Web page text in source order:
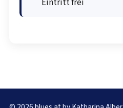
Eintritt frei